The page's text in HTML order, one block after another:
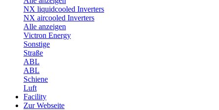
NX liquidcooled Inverters
NX aircooled Inverters
Alle anzeigen
Victron Energy
Sonstige
Straße
ABL
ABL
Schiene
Luft
Facility
Zur Webseite